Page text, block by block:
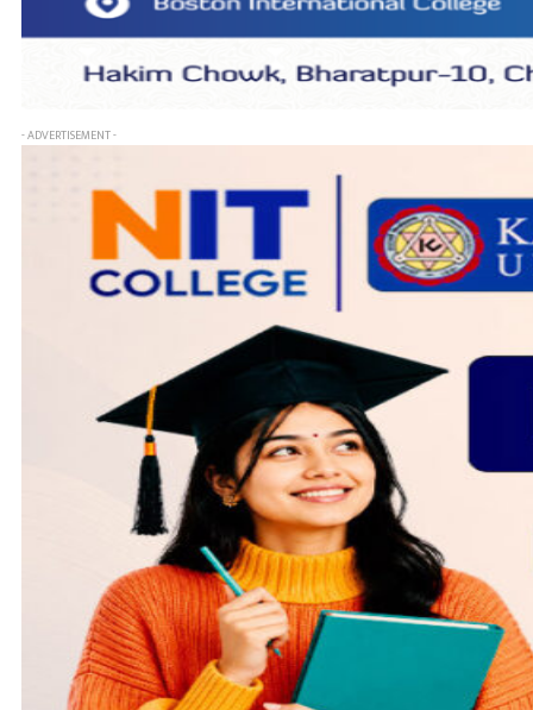
- ADVERTISEMENT -